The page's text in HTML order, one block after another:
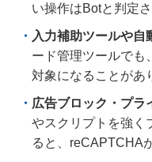
い操作はBotと判定
入力補助ツールや自
ード管理ツールでも
対象になることがあ
広告ブロック・プラ
やスクリプトを強く
ると、reCAPTCHA